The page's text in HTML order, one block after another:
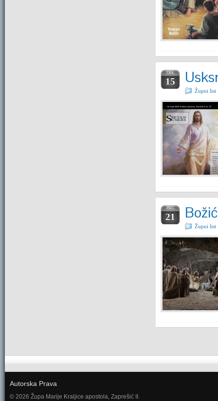
TRA.
15
Župni list
PRO.
21
Župni list
Autorska Prava
© 2026 Župa Marije Kraljice apostola, Zaprešić II.